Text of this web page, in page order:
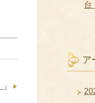
」
台
ア